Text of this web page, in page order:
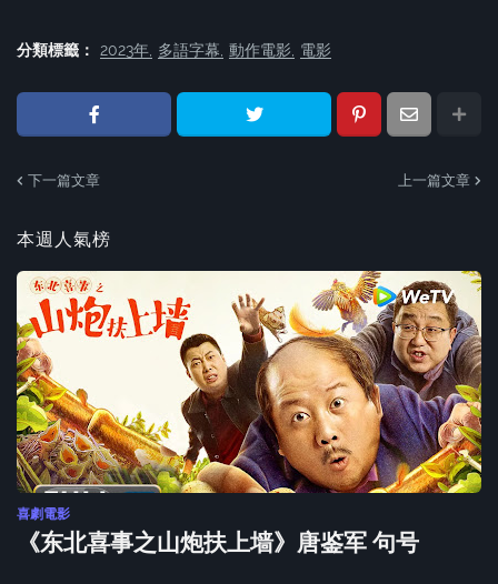
分類標籤： 2023年 多語字幕 動作電影 電影
下一篇文章 上一篇文章
本週人氣榜
喜劇電影
《东北喜事之山炮扶上墙》唐鉴军 句号